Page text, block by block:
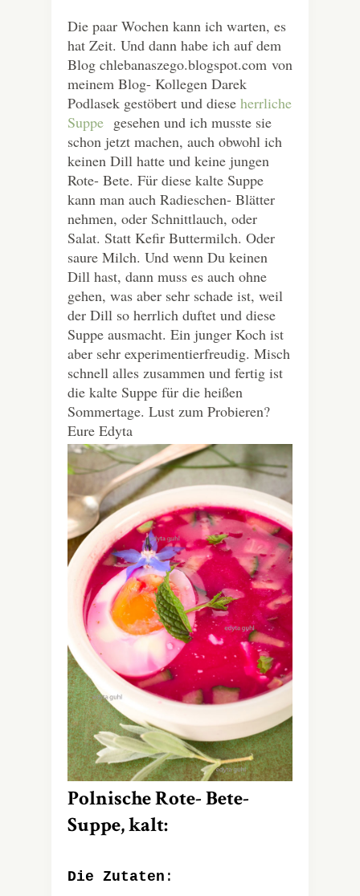
Die paar Wochen kann ich warten, es
hat Zeit. Und dann habe ich auf dem
Blog chlebanaszego.blogspot.com von
meinem Blog- Kollegen Darek
Podlasek gestöbert und diese herrliche
Suppe gesehen und ich musste sie
schon jetzt machen, auch obwohl ich
keinen Dill hatte und keine jungen
Rote- Bete. Für diese kalte Suppe
kann man auch Radieschen- Blätter
nehmen, oder Schnittlauch, oder
Salat. Statt Kefir Buttermilch. Oder
saure Milch. Und wenn Du keinen
Dill hast, dann muss es auch ohne
gehen, was aber sehr schade ist, weil
der Dill so herrlich duftet und diese
Suppe ausmacht. Ein junger Koch ist
aber sehr experimentierfreudig. Misch
schnell alles zusammen und fertig ist
die kalte Suppe für die heißen
Sommertage. Lust zum Probieren?
Eure Edyta
Polnische Rote- Bete-
Suppe, kalt:
Die Zutaten :